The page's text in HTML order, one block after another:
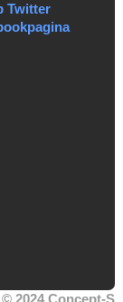
Twitter